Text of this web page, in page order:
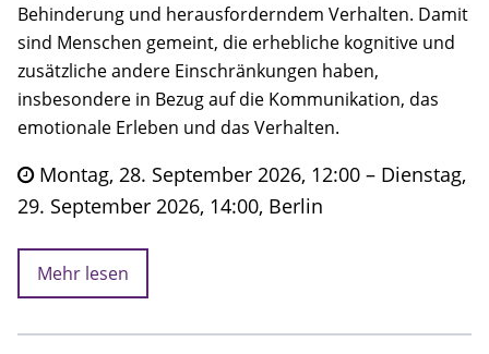
Behinderung und herausforderndem Verhalten. Damit
sind Menschen gemeint, die erhebliche kognitive und
zusätzliche andere Einschränkungen haben,
insbesondere in Bezug auf die Kommunikation, das
emotionale Erleben und das Verhalten.
Montag, 28. September 2026, 12:00 – Dienstag,
29. September 2026, 14:00, Berlin
Mehr lesen